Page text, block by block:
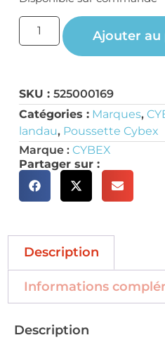
Ajouter au
SKU : 525000169
Catégories : Marques,
landau, Poussette Cybex
Marque : CYBEX
Partager sur :
Description
Informations
Description